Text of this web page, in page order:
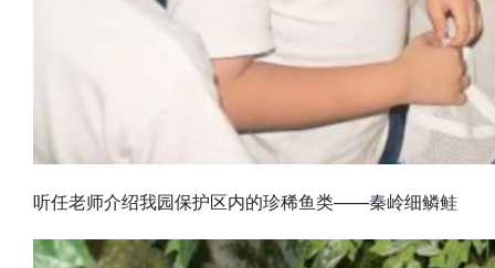
听任老师介绍我园保护区内的珍稀鱼类——秦岭细鳞鲑